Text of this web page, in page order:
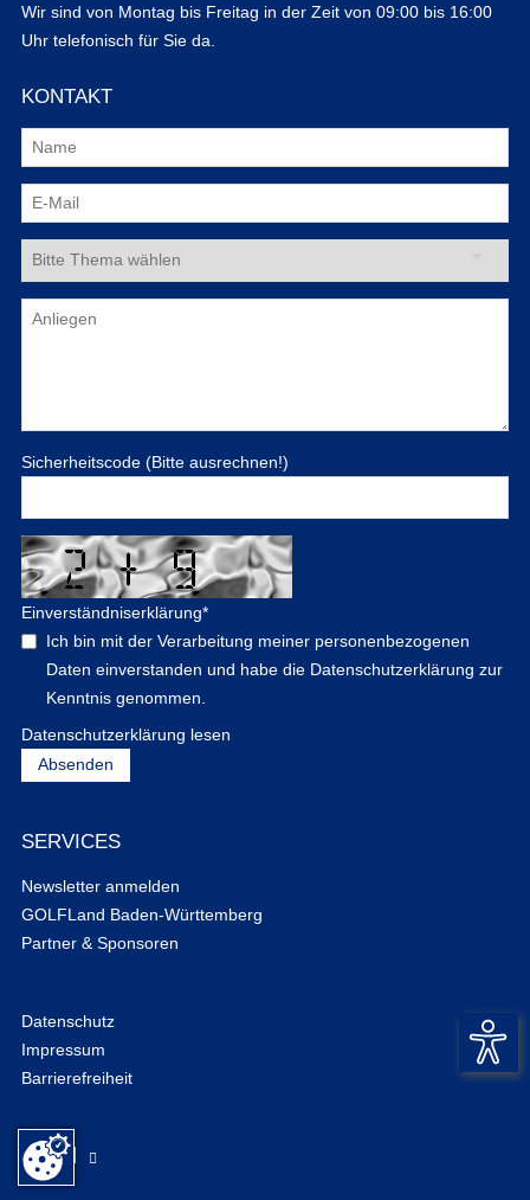
Wir sind von Montag bis Freitag in der Zeit von 09:00 bis 16:00
Uhr telefonisch für Sie da.
KONTAKT
Sicherheitscode (Bitte ausrechnen!)
Einverständniserklärung*
Ich bin mit der Verarbeitung meiner personenbezogenen
Daten einverstanden und habe die Datenschutzerklärung zur
Kenntnis genommen.
Datenschutzerklärung lesen
SERVICES
Newsletter anmelden
GOLFLand Baden-Württemberg
Partner & Sponsoren
Datenschutz
Impressum
Barrierefreiheit